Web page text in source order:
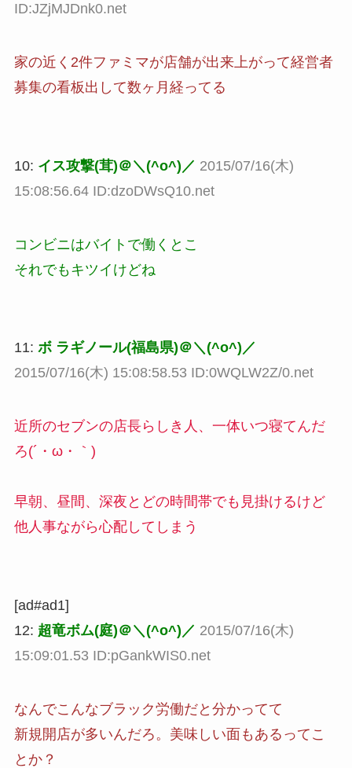
ID:JZjMJDnk0.net
家の近く2件ファミマが店舗が出来上がって経営者
募集の看板出して数ヶ月経ってる
10: イス攻撃(茸)＠＼(^o^)／ 2015/07/16(木)
15:08:56.64 ID:dzoDWsQ10.net
コンビニはバイトで働くとこ
それでもキツイけどね
11: ボ ラギノール(福島県)＠＼(^o^)／
2015/07/16(木) 15:08:58.53 ID:0WQLW2Z/0.net
近所のセブンの店長らしき人、一体いつ寝てんだ
ろ(´・ω・｀)
早朝、昼間、深夜とどの時間帯でも見掛けるけど
他人事ながら心配してしまう
[ad#ad1]
12: 超竜ボム(庭)＠＼(^o^)／ 2015/07/16(木)
15:09:01.53 ID:pGankWIS0.net
なんでこんなブラック労働だと分かってて
新規開店が多いんだろ。美味しい面もあるってこ
とか？